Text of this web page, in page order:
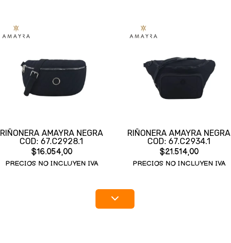
RIÑONERA AMAYRA NEGRA
COD: 67.C2928.1
$16.054,00
PRECIOS NO INCLUYEN IVA
RIÑONERA AMAYRA NEGRA
COD: 67.C2934.1
$21.514,00
PRECIOS NO INCLUYEN IVA